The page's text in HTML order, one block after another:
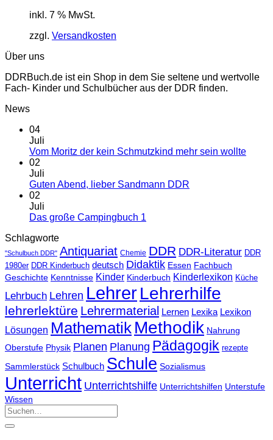
inkl. 7 % MwSt.
zzgl. Versandkosten
Über uns
DDRBuch.de ist ein Shop in dem Sie seltene und wertvolle
Fach- Kinder und Schulbücher aus der DDR finden.
News
04
Juli
Vom Moritz der kein Schmutzkind mehr sein wollte
02
Juli
Guten Abend, lieber Sandmann DDR
02
Juli
Das große Campingbuch 1
Schlagworte
"Schulbuch DDR" Antiquariat Chemie DDR DDR-Literatur DDR
1980er DDR Kinderbuch deutsch Didaktik Essen Fachbuch
Geschichte Kenntnisse Kinder Kinderbuch Kinderlexikon Küche
Lehrbuch Lehren LehrerLehrerhilfe
lehrerlektüre Lehrermaterial Lernen Lexika Lexikon
Lösungen Mathematik Methodik Nahrung
Oberstufe Physik Planen Planung Pädagogik rezepte
Sammlerstück Schulbuch Schule Sozialismus
Unterricht Unterrichtshilfe Unterrichtshilfen Unterstufe
Wissen
Suchen
nach: